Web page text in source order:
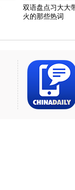
双语盘点习大大
火的那些热词